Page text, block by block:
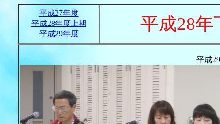
平成27年度
平成28年度上期
平成29年度
平成28年
平成